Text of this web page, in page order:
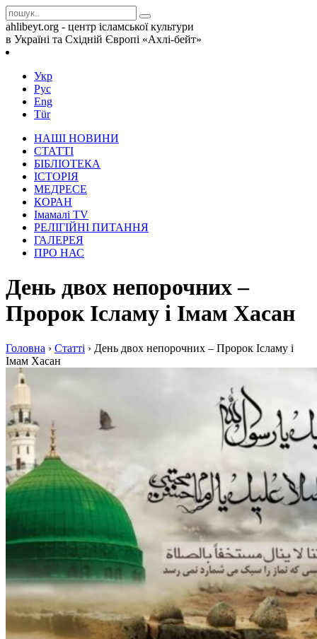
ahlibeyt.org - центр ісламської культури
в Україні та Східній Європі «Ахлі-бейт»
Укр
Рус
Eng
Tür
НАШІ НОВИНИ
СТАТТІ
БІБЛІОТЕКА
ІСТОРІЯ
МЕДРЕСЕ
КОРАН
Iмамалi TV
РЕЛІГІЙНІ ПИТАННЯ
ГАЛЕРЕЯ
ПРО НАС
День двох непорочних –
Пророк Ісламу і Імам Хасан
Головна › Статті › День двох непорочних – Пророк Ісламу і
Імам Хасан